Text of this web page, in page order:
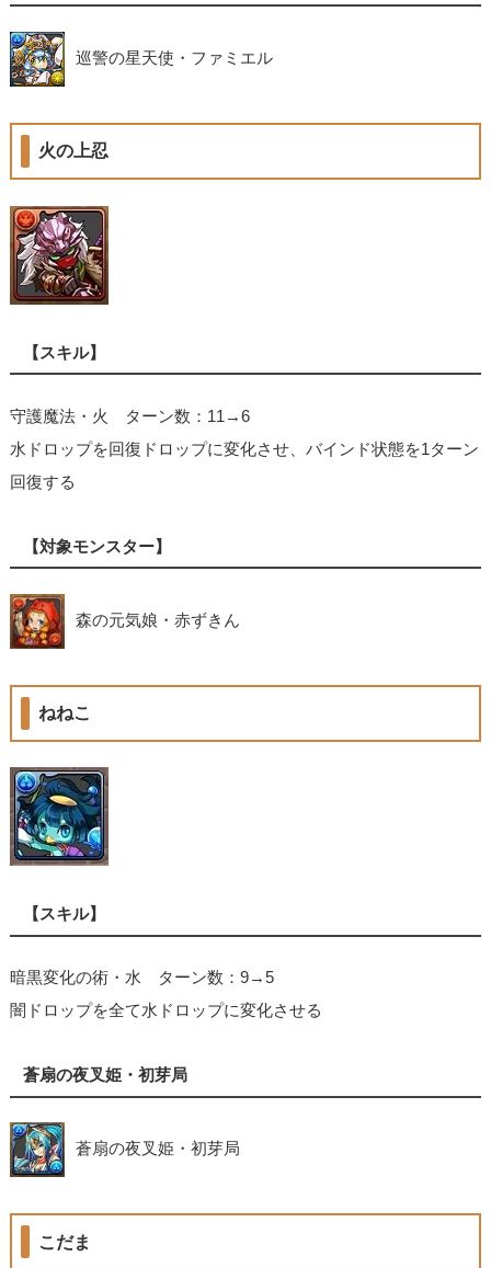
巡警の星天使・ファミエル
火の上忍
【スキル】
守護魔法・火 ターン数：11→6
水ドロップを回復ドロップに変化させ、バインド状態を1ターン
回復する
【対象モンスター】
森の元気娘・赤ずきん
ねねこ
【スキル】
暗黒変化の術・水 ターン数：9→5
闇ドロップを全て水ドロップに変化させる
蒼扇の夜叉姫・初芽局
蒼扇の夜叉姫・初芽局
こだま